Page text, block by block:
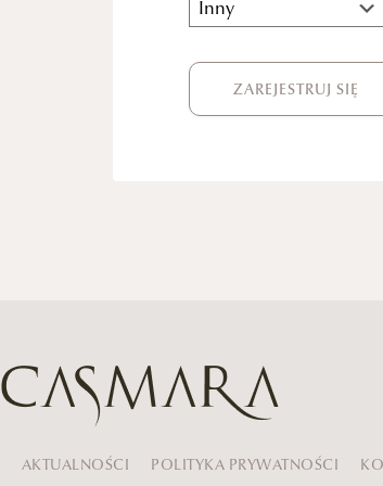
ZAREJESTRUJ SIĘ
AKTUALNOŚCI POLITYKA PRYWATNOŚCI